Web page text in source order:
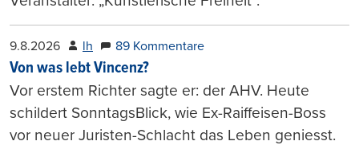
9.8.2026 lh 89 Kommentare
Von was lebt Vincenz?
Vor erstem Richter sagte er: der AHV. Heute
schildert SonntagsBlick, wie Ex-Raiffeisen-Boss
vor neuer Juristen-Schlacht das Leben geniesst.